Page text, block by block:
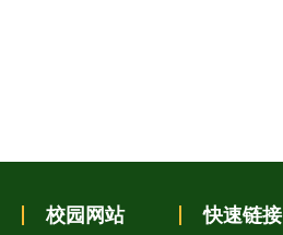
校园网站 快速链接